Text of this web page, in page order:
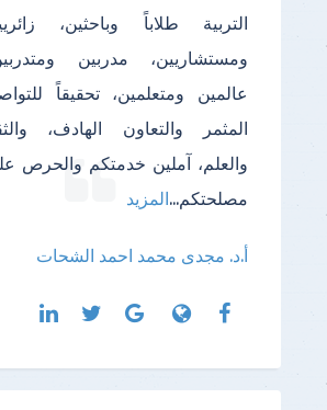
التربية طلاباً وباحثين،
ومستشاريين، مدربين
عالمين ومتعلمين، تحقيقاً
المثمر والتعاون الهادف،
والعلم، آملين خدمتكم والحرص
مصلحتكم...المزيد
أ.د. مجدى محمد احمد الشحات